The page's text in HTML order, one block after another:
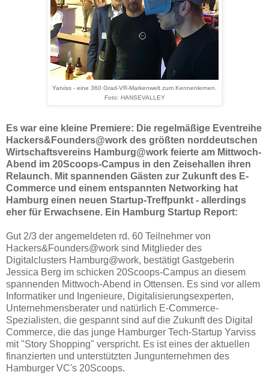
Yarviss - eine 360 Grad-VR-Markenwelt zum Kennenlernen.
Foto: HANSEVALLEY
Es war eine kleine Premiere: Die regelmäßige Eventreihe
Hackers&Founders@work des größten norddeutschen
Wirtschaftsvereins Hamburg@work feierte am Mittwoch-
Abend im 20Scoops-Campus in den Zeisehallen ihren
Relaunch. Mit spannenden Gästen zur Zukunft des E-
Commerce und einem entspannten Networking hat
Hamburg einen neuen Startup-Treffpunkt - allerdings
eher für Erwachsene. Ein Hamburg Startup Report:
Gut 2/3 der angemeldeten rd. 60 Teilnehmer von
Hackers&Founders@work sind Mitglieder des
Digitalclusters Hamburg@work, bestätigt Gastgeberin
Jessica Berg im schicken 20Scoops-Campus an diesem
spannenden Mittwoch-Abend in Ottensen. Es sind vor allem
Informatiker und Ingenieure, Digitalisierungsexperten,
Unternehmensberater und natürlich E-Commerce-
Spezialisten, die gespannt sind auf die Zukunft des Digital
Commerce, die das junge Hamburger Tech-Startup Yarviss
mit "Story Shopping" verspricht. Es ist eines der aktuellen
finanzierten und unterstützten Jungunternehmen des
Hamburger VC's 20Scoops.